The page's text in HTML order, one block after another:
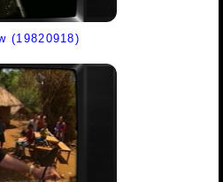
(19820918)